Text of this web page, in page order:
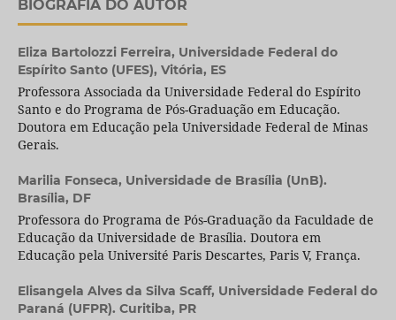
BIOGRAFIA DO AUTOR
Eliza Bartolozzi Ferreira, Universidade Federal do
Espírito Santo (UFES), Vitória, ES
Professora Associada da Universidade Federal do Espírito
Santo e do Programa de Pós-Graduação em Educação.
Doutora em Educação pela Universidade Federal de Minas
Gerais.
Marilia Fonseca, Universidade de Brasília (UnB).
Brasília, DF
Professora do Programa de Pós-Graduação da Faculdade de
Educação da Universidade de Brasília. Doutora em
Educação pela Université Paris Descartes, Paris V, França.
Elisangela Alves da Silva Scaff, Universidade Federal do
Paraná (UFPR). Curitiba, PR